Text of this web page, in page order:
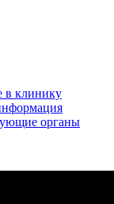
в клинику
органы